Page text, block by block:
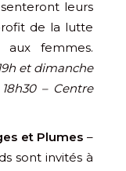
leurs
de la lutte
aux femmes.
et dimanche
– Centre
et Plumes –
sont invités à